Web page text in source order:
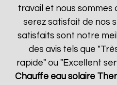
travail et nous sommes
serez satisfait de nos
satisfaits sont notre
des avis tels que
rapide" ou "Excellent
Chauffe eau solaire